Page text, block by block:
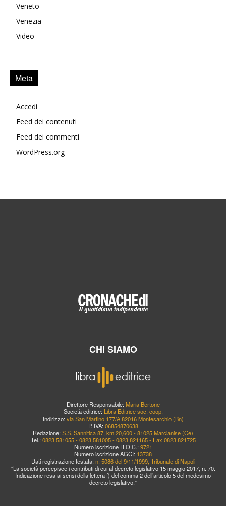
Veneto
Venezia
Video
Meta
Accedi
Feed dei contenuti
Feed dei commenti
WordPress.org
CHI SIAMO
Direttore Responsabile: Maria Bertone
Società editrice: Libra Editrice soc. coop.
Indirizzo: via San Martino 177/A 82016 Montesarchio (Bn)
P. IVA: 06854870638
Redazione: S.S. Sannitica 87, km 20,600 - 81025 Marcianise (Ce)
Tel.: 0823.581055 - 0823.581005 - 0823.821165 - Fax 0823.821725
Numero iscrizione R.O.C.: 9721
Numero iscrizione AGCI: 13738
Dati registrazione testata: n. 5086 del 9/11/1999, Tribunale di Napoli
“La società percepisce i contributi di cui al decreto legislativo 15 maggio 2017, n. 70.
Indicazione resa ai sensi della lettera f) del comma 2 dell’articolo 5 del medesimo
decreto legislativo.”